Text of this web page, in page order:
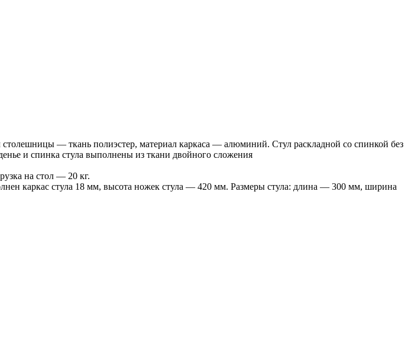
— ткань полиэстер, материал каркаса — алюминий. Стул раскладной со спинкой без
и спинка стула выполнены из ткани двойного сложения
на стол — 20 кг.
каркас стула 18 мм, высота ножек стула — 420 мм. Размеры стула: длина — 300 мм, ширина